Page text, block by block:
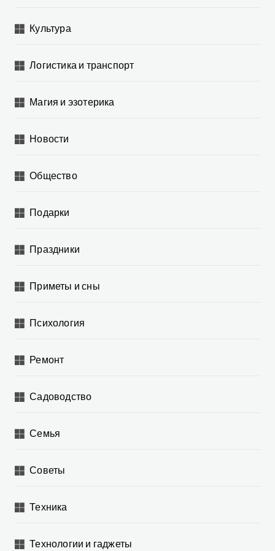
Культура
Логистика и транспорт
Магия и эзотерика
Новости
Общество
Подарки
Праздники
Приметы и сны
Психология
Ремонт
Садоводство
Семья
Советы
Техника
Технологии и гаджеты